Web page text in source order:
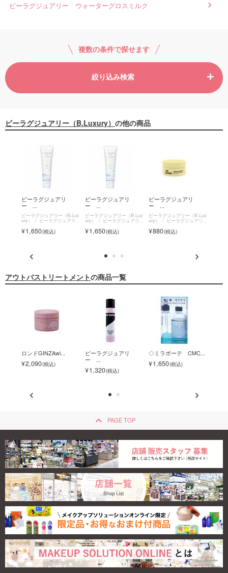
ビーラグジュアリー ウォーターグロスミルク
複数の条件で探せます
絞り込み検索
ビーラグジュアリー（B.Luxury） の他の商品
ビーラグジュアリ
ー ...
ビーラグジュアリー（B.Lux
ury） ビーラグジュアリ
ー ウォーターグロスミル
ク1,650
ビーラグジュアリ
ー ...
ビーラグジュアリー（B.Lux
ury） ビーラグジュアリ
ー ウォーターグロスミル
ク1,650
ビーラグジュアリ
ー ...
ビーラグジュアリー（B.Lux
ury） ビーラグジュアリ
ー ザ･リペア K&H集中美
容液ヘアマスク
880
アウトバストリートメントの商品一覧
ロンドGINZAwi...
2,090
ビーラグジュアリ
ー ...
1,320
◇ミラボーテ CMC...
1,650
keyboard_arrow_up PAGE TOP